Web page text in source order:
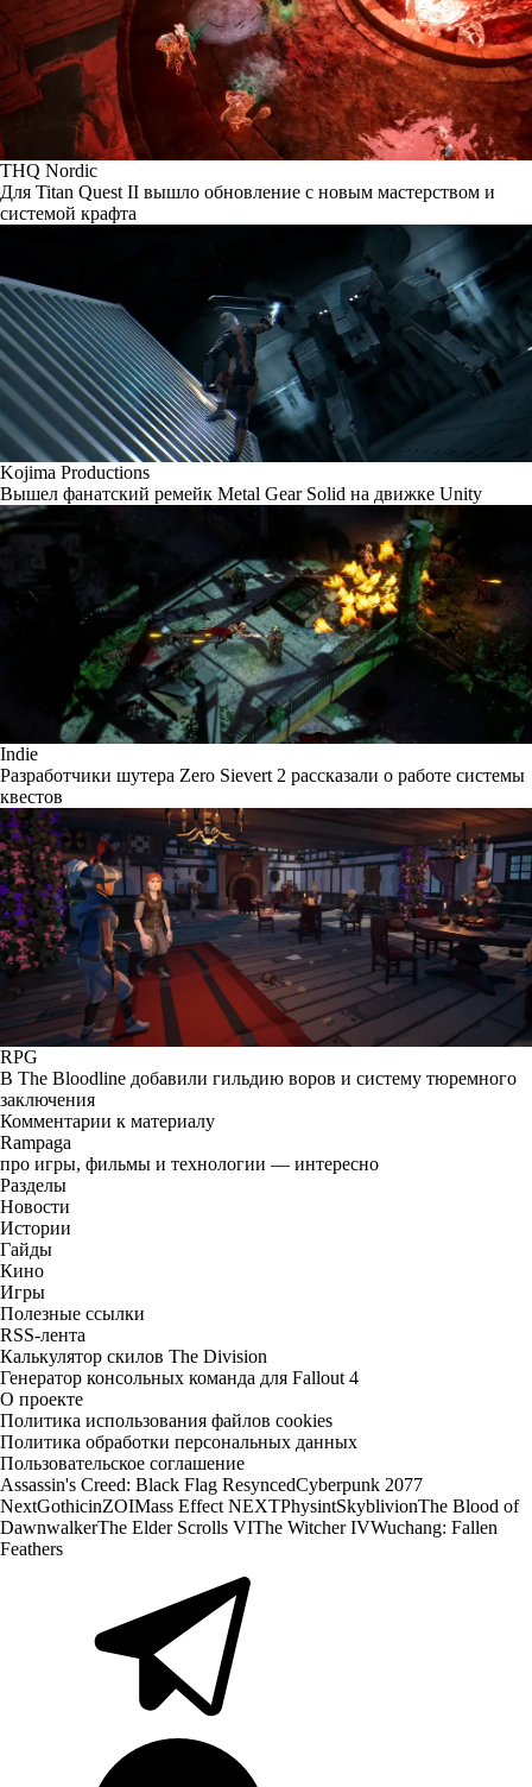
THQ Nordic
Для Titan Quest II вышло обновление с новым мастерством и
системой крафта
Kojima Productions
Вышел фанатский ремейк Metal Gear Solid на движке Unity
Indie
Разработчики шутера Zero Sievert 2 рассказали о работе системы
квестов
RPG
В The Bloodline добавили гильдию воров и систему тюремного
заключения
Комментарии к материалу
Rampaga
про игры, фильмы и технологии — интересно
Разделы
Новости
Истории
Гайды
Кино
Игры
Полезные ссылки
RSS-лента
Калькулятор скилов The Division
Генератор консольных команда для Fallout 4
О проекте
Политика использования файлов cookies
Политика обработки персональных данных
Пользовательское соглашение
Assassin's Creed: Black Flag ResyncedCyberpunk 2077
NextGothicinZOIMass Effect NEXTPhysintSkyblivionThe Blood of
DawnwalkerThe Elder Scrolls VIThe Witcher IVWuchang: Fallen
Feathers